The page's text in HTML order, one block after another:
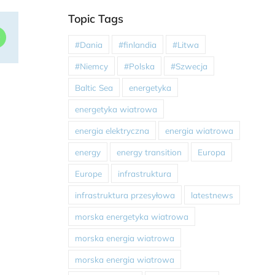
WhatsApp
Topic Tags
#Dania #finlandia #Litwa
#Niemcy #Polska #Szwecja
Baltic Sea energetyka
energetyka wiatrowa
energia elektryczna energia wiatrowa
energy energy transition Europa
Europe infrastruktura
infrastruktura przesyłowa latestnews
morska energetyka wiatrowa
morska energia wiatrowa
morska energia wiatrowa